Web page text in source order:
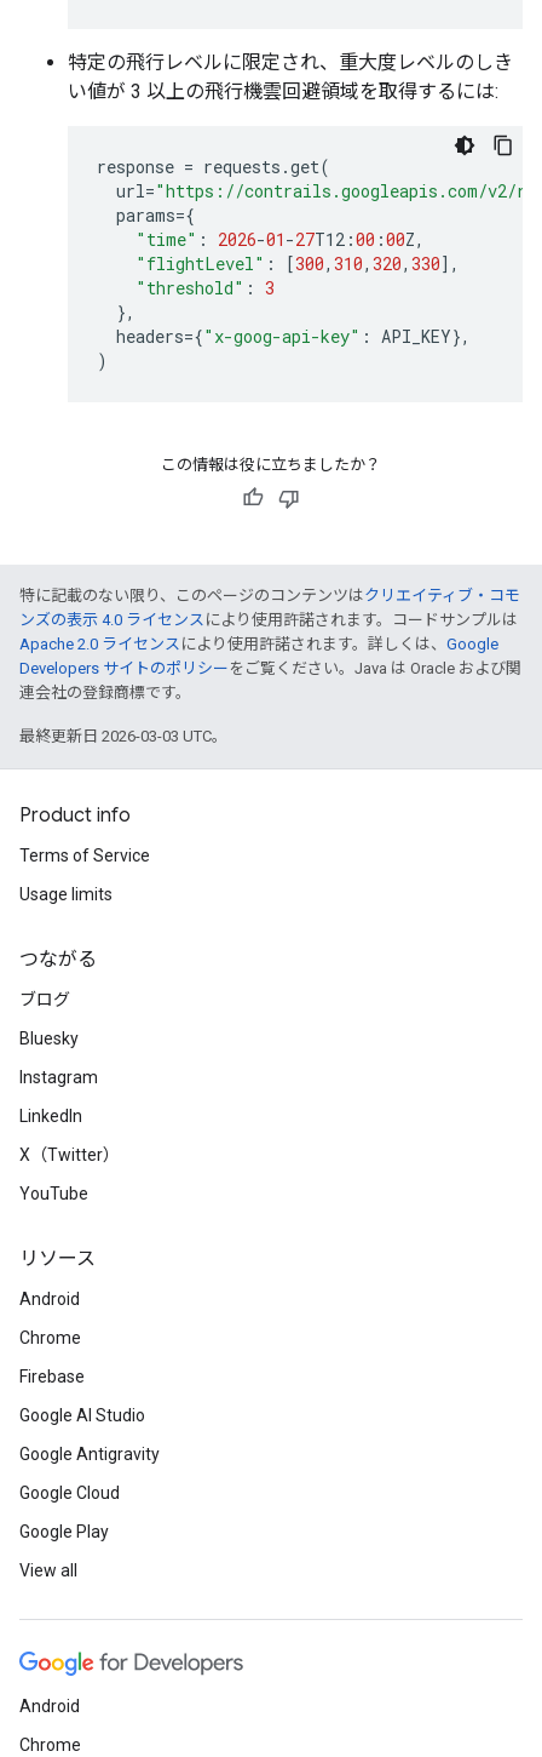
特定の飛行レベルに限定され、重大度レベルのしき
い値が 3 以上の飛行機雲回避領域を取得するには:
response = requests .get(
url="https://contrails.googleapis.com/v2/
params={
"time" : 2026-01 -27T12 :00 :00Z,
"flightLevel" : [300, 310, 320, 330],
"threshold" : 3
},
headers={"x-goog-api-key" : API_KEY},
)
この情報は役に立ちましたか？
特に記載のない限り、このページのコンテンツはクリエイティブ・コモ
ンズの表示 4.0 ライセンス により使用許諾されます。コードサンプルは
Apache 2.0 ライセンス により使用許諾されます。詳しくは、 Google
Developers サイトのポリシー をご覧ください。Java は Oracle および関
連会社の登録商標です。
最終更新日 2026-03-03 UTC。
Product info
Terms of Service
Usage limits
つながる
ブログ
Bluesky
Instagram
LinkedIn
X（Twitter）
YouTube
リソース
Android
Chrome
Firebase
Google AI Studio
Google Antigravity
Google Cloud
Google Play
View all
Android
Chrome